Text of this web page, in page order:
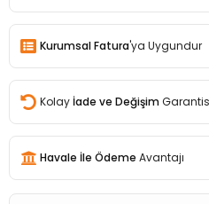
Kurumsal Fatura'ya Uygundur
Kolay İade ve Değişim
Havale İle Ödeme Avantajı